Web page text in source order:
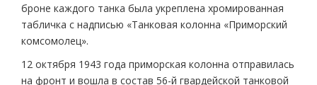
броне каждого танка была укреплена хромированная
табличка с надписью «Танковая колонна «Приморский
комсомолец».
12 октября 1943 года приморская колонна отправилась
на фронт и вошла в состав 56-й гвардейской танковой